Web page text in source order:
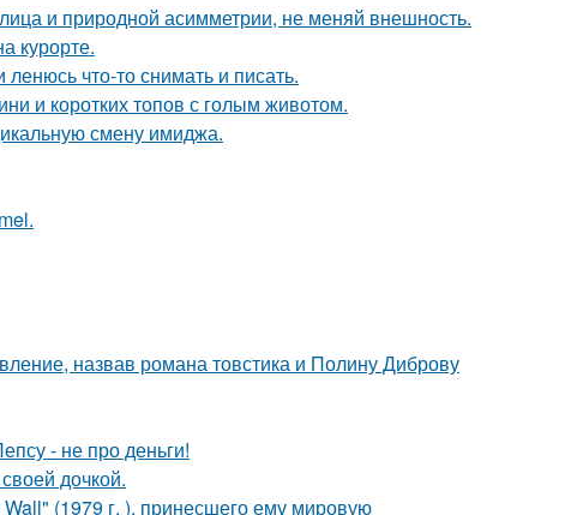
и природной асимметрии, не меняй внешность.
курорте.
что-то снимать и писать.
и коротких топов с голым животом.
смену имиджа.
назвав романа товстика и Полину Диброву
- не про деньги!
дочкой.
(1979 г. ), принесшего ему мировую